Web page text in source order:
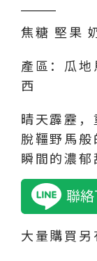
焦糖 堅果
產區：瓜
西
晴天霹靂，
脫韁野馬般
瞬間的濃郁
大量購買另